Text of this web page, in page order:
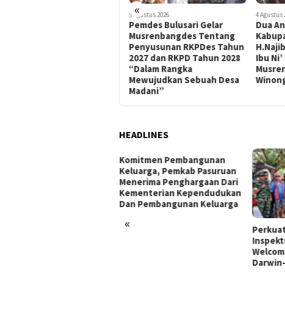
«
5 Agustus 2026
Pemdes Bulusari Gelar
Musrenbangdes Tentang
Penyusunan RKPDes Tahun
2027 dan RKPD Tahun 2028
“Dalam Rangka
Mewujudkan Sebuah Desa
Madani”
4 Agustus
Dua
Ibu
HEADLINES
«
Komitmen Pembangunan
Keluarga, Pemkab Pasuruan
Menerima Penghargaan Dari
Kementerian Kependudukan
Dan Pembangunan Keluarga